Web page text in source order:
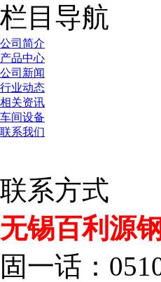
栏目导航
公司简介
产品中心
公司新闻
行业动态
相关资讯
车间设备
联系我们
联系方式
无锡百利源
固一话：